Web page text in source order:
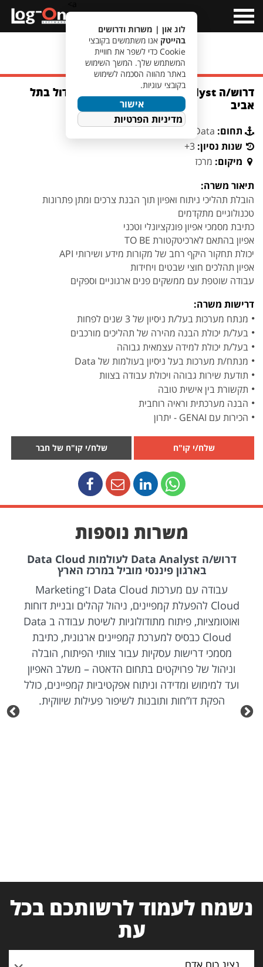
Menu
מעבר לחיפוש משרות
דרוש/ה Data System Analyst לבנק גדול בתל
אביב
תחום: Data
שנות נסיון: 3+
מיקום: מרכז
תיאור משרה:
הובלת תהליכי ניתוח ואפיון תוך הבנת צרכים ומתן פתרונות
טכנולוגיים מתקדמים
כתיבת מסמכי אפיון פונקציונלי וטכני
אפיון בהתאם לארכיטקטורת TO BE
יכולת תחקור היקף רחב של מקורות מידע ושירותי API
אפיון תהלכים חוצי שבטים ויחידות
עבודה שוטפת עם ממשקים פנים ארגוניים וספקים
דרישות משרה:
מנתח מערכות בעל/ת ניסיון של 3 שנים לפחות
בעל/ת יכולת הבנה מהירה של תהליכים מורכבים
בעל/ת יכולת למידה עצמאית גבוהה
מנתח/ת מערכות בעל ניסיון בעולמות של Data
תודעת שירות גבוהה ויכולת עבודה בצוות
תקשורת בין אישית טובה
הבנה מערכתית וראיה רוחבית
הכירות עם GENAI - יתרון
שלח/י קו"ח שלח/י קו"ח של חבר
משרות נוספות
דרוש/ה Data Analyst לעולמות Data Cloud
בארגון פיננסי מוביל במרכז הארץ
עבודה עם מערכות Data Cloud ו־Marketing
Cloud להפעלת קמפיינים, ניהול קהלים ובניית דוחות
ואוטומציות, פיתוח מתודולוגיות לשיטת עבודה ב Data
Cloud כבסיס למערכת קמפיינים ארגונית, כתיבת
מסמכי דרישות עסקיות עבור צוותי הפיתוח, הובלה
וניהול של פרויקטים בתחום הדאטה – משלב האפיון
ועד למימוש ומדידה וניתוח אפקטיביות קמפיינים, כולל
הפקת דו”חות ותובנות לשיפור פעילות שיווקית.
נשמח לעמוד לרשותכם בכל
עת
לוג און | משרות ודרושים
בהייטק אנו משתמשים בקובצי
Cookie כדי לשפר את חוויית
המשתמש שלך. המשך השימוש
באתר מהווה הסכמה לשימוש
בקובצי עוגיות.
אישור
מדיניות הפרטיות